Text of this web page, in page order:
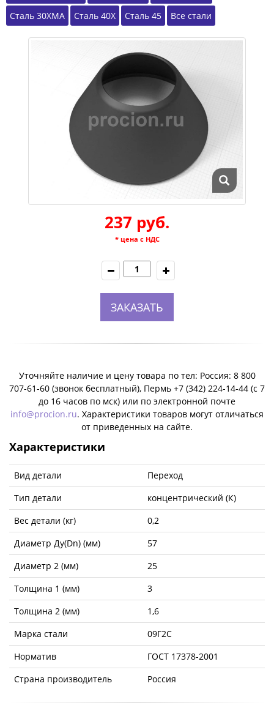
Сталь 30ХМА
Сталь 40Х Сталь 45 Все стали
237 руб.
* цена с НДС
ЗАКАЗАТЬ
Уточняйте наличие и цену товара по тел: Россия: 8 800
707-61-60 (звонок бесплатный), Пермь +7 (342) 224-14-44 (c 7
до 16 часов по мск) или по электронной почте
info@procion.ru. Характеристики товаров могут отличаться
от приведенных на сайте.
Характеристики
Вид детали
Переход
Тип детали
концентрический (К)
Вес детали (кг)
0,2
Диаметр Ду(Dn) (мм)
57
Диаметр 2 (мм)
25
Толщина 1 (мм)
3
Толщина 2 (мм)
1,6
Марка стали
09Г2С
Норматив
ГОСТ 17378-2001
Страна производитель
Россия